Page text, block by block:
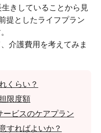
きしていることから見
提としたライフプラン
介護費用を考えてみま
くらい？
限度額
ービスのケアプラン
すればよいか？